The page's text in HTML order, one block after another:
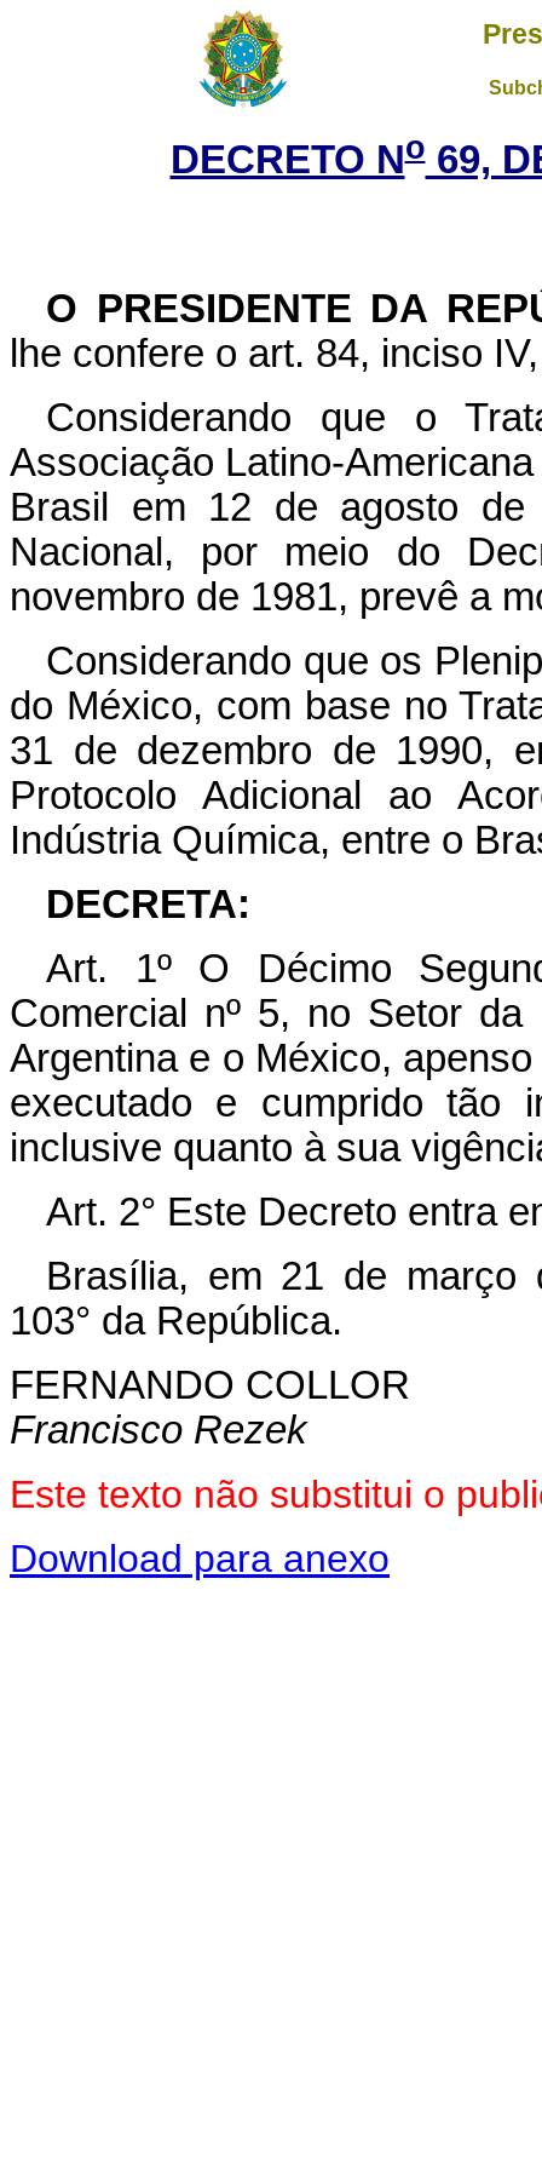
DECRETO No69,
O PRESIDENTE DA
lhe confere o art. 84, inciso
Considerando que o
Associação Latino-
Brasil em 12 de agosto de
Nacional, por meio do
novembro de 1981, prevê a
Considerando que os
do México, com base no
31 de dezembro de 1990,
Protocolo Adicional ao
Indústria Química, entre o
DECRETA:
Art. 1º O Décimo
Comercial nº 5, no Setor
Argentina e o México,
executado e cumprido tão
inclusive quanto à sua
Art. 2° Este Decreto entra
Brasília, em 21 de março
103° da República.
FERNANDO COLLOR
Francisco Rezek
Este texto não substitui o
Download para anexo